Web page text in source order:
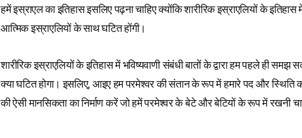
हमें इस्राएल का इतिहास इसलिए पढ़ना चाहिए क्योंकि शारीरिक इस्राएलियों के इतिहास
आत्मिक इस्राएलियों के साथ घटित होंगी।
शारीरिक इस्राएलियों के इतिहास में भविष्यवाणी संबंधी बातों के द्वारा हम पहले ही समझ
क्या घटित होगा। इसलिए, आइए हम परमेश्वर की संतान के रूप में हमारे पद और स्थिति
की ऐसी मानसिकता का निर्माण करें जो हमें परमेश्वर के बेटे और बेटियों के रूप में रखनी